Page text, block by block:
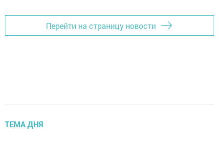
Перейти на страницу новости
ТЕМА ДНЯ